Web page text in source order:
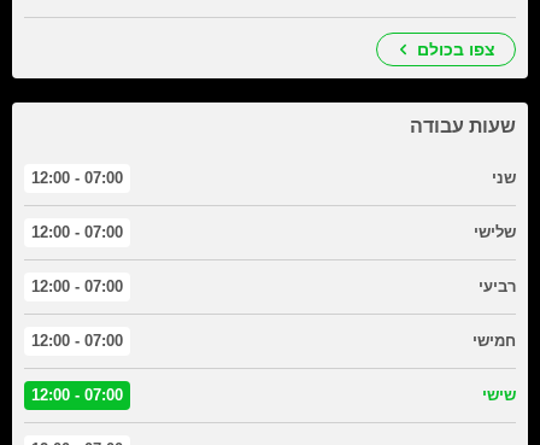
צפו בכולם
שעות עבודה
שני 07:00 - 12:00
שלישי 07:00 - 12:00
רביעי 07:00 - 12:00
חמישי 07:00 - 12:00
שישי 07:00 - 12:00